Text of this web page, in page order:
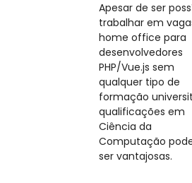
Apesar de ser
trabalhar em
home office para
desenvolvedores
PHP/Vue.js sem
qualquer tipo de
formação
qualificações em
Ciência da
Computação
ser vantajosas.